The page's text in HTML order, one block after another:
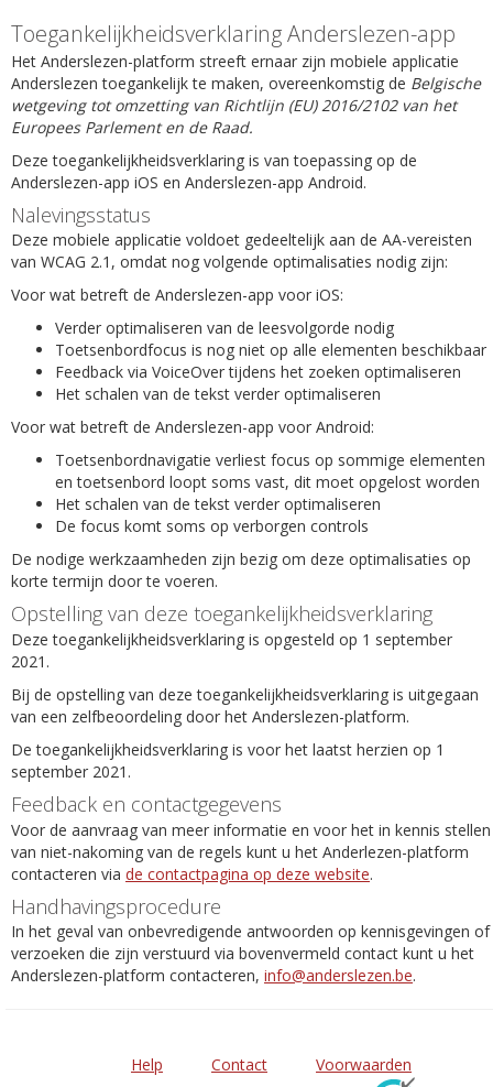
Toegankelijkheidsverklaring Anderslezen-app
Het Anderslezen-platform streeft ernaar zijn mobiele applicatie
Anderslezen toegankelijk te maken, overeenkomstig de Belgische
wetgeving tot omzetting van Richtlijn (EU) 2016/2102 van het
Europees Parlement en de Raad.
Deze toegankelijkheidsverklaring is van toepassing op de
Anderslezen-app iOS en Anderslezen-app Android.
Nalevingsstatus
Deze mobiele applicatie voldoet gedeeltelijk aan de AA-vereisten
van WCAG 2.1, omdat nog volgende optimalisaties nodig zijn:
Voor wat betreft de Anderslezen-app voor iOS:
Verder optimaliseren van de leesvolgorde nodig
Toetsenbordfocus is nog niet op alle elementen beschikbaar
Feedback via VoiceOver tijdens het zoeken optimaliseren
Het schalen van de tekst verder optimaliseren
Voor wat betreft de Anderslezen-app voor Android:
Toetsenbordnavigatie verliest focus op sommige elementen
en toetsenbord loopt soms vast, dit moet opgelost worden
Het schalen van de tekst verder optimaliseren
De focus komt soms op verborgen controls
De nodige werkzaamheden zijn bezig om deze optimalisaties op
korte termijn door te voeren.
Opstelling van deze toegankelijkheidsverklaring
Deze toegankelijkheidsverklaring is opgesteld op 1 september
2021.
Bij de opstelling van deze toegankelijkheidsverklaring is uitgegaan
van een zelfbeoordeling door het Anderslezen-platform.
De toegankelijkheidsverklaring is voor het laatst herzien op 1
september 2021.
Feedback en contactgegevens
Voor de aanvraag van meer informatie en voor het in kennis stellen
van niet-nakoming van de regels kunt u het Anderlezen-platform
contacteren via de contactpagina op deze website.
Handhavingsprocedure
In het geval van onbevredigende antwoorden op kennisgevingen of
verzoeken die zijn verstuurd via bovenvermeld contact kunt u het
Anderslezen-platform contacteren, info@anderslezen.be.
Help Contact
Voorwaarden